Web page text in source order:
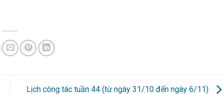
Lịch công tác tuần 44 (từ ngày 31/10 đến ngày 6/11)